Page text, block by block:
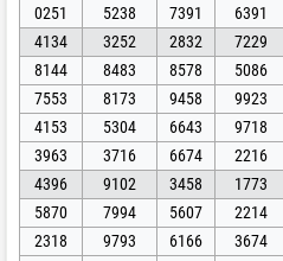
0251 5238 7391 6391
4134
3252 2832 7229
8144
8483 8578 5086
7553
8173 9458 9923
4153
5304 6643 9718
3963
3716 6674 2216
4396
9102 3458 1773
5870
7994 5607 2214
2318
9793 6166 3674